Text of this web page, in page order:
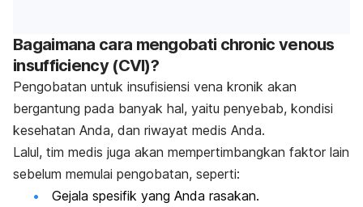
Bagaimana cara mengobati chronic venous
insufficiency (CVI)?
Pengobatan untuk insufisiensi vena kronik akan
bergantung pada banyak hal, yaitu penyebab, kondisi
kesehatan Anda, dan riwayat medis Anda.
Lalul, tim medis juga akan mempertimbangkan faktor lain
sebelum memulai pengobatan, seperti:
Gejala spesifik yang Anda rasakan.